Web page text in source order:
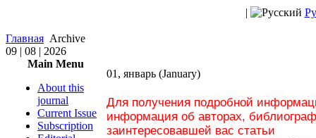
|
Главная Archive
09 | 08 | 2026
Main Menu
About this
journal
Current Issue
Subscription
01, январь (January)
Для получения подробной
информация об авторах,
заинтересовавшей вас статьи